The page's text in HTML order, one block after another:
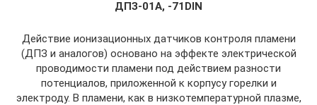
ДПЗ-01А, -71DIN
Действие ионизационных датчиков контроля пламени
(ДПЗ и аналогов) основано на эффекте электрической
проводимости пламени под действием разности
потенциалов, приложенной к корпусу горелки и
электроду. В пламени, как в низкотемпературной плазме,